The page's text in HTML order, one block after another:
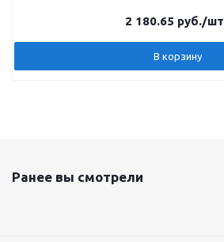
2 180.65 руб./шт
В корзину
Ранее вы смотрели